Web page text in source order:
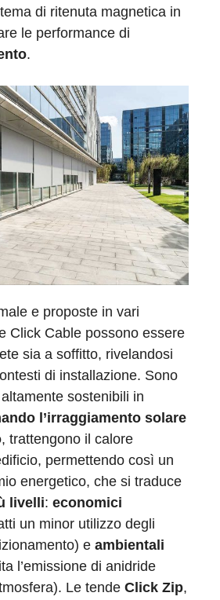
di ritenuta magnetica in
le performance di
.
e proposte in vari
Click Cable possono essere
sia a soffitto, rivelandosi
di installazione. Sono
sostenibili in
l’irraggiamento solare
, trattengono il calore
permettendo così un
energetico, che si traduce
livelli: economici
un minor utilizzo degli
e ambientali
l’emissione di anidride
Le tende Click Zip,